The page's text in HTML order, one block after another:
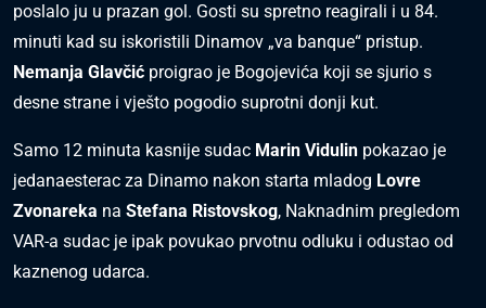
poslalo ju u prazan gol. Gosti su spretno reagirali i u 84.
minuti kad su iskoristili Dinamov „va banque“ pristup.
Nemanja Glavčić proigrao je Bogojevića koji se sjurio s
desne strane i vješto pogodio suprotni donji kut.
Samo 12 minuta kasnije sudac Marin Vidulin pokazao je
jedanaesterac za Dinamo nakon starta mladog Lovre
Zvonareka na Stefana Ristovskog, Naknadnim pregledom
VAR-a sudac je ipak povukao prvotnu odluku i odustao od
kaznenog udarca.